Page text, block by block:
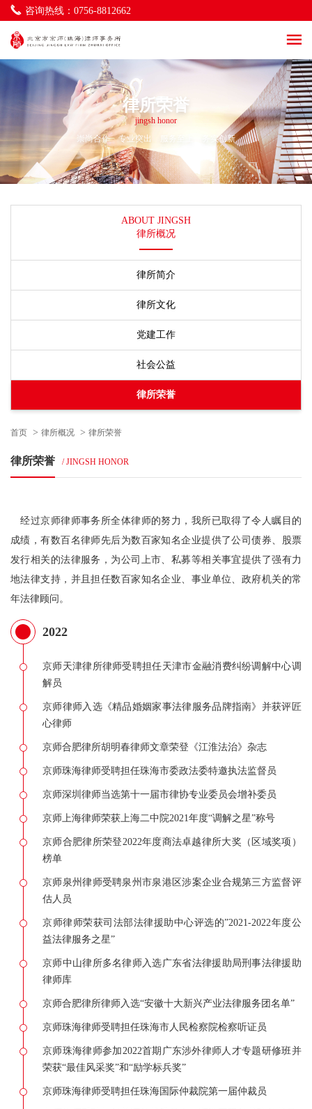
咨询热线：0756-8812662海商海事与物流法律事务
一带一路及涉外法律事务
律所荣誉
jingsh honor
崇尚合作 专业突出 服务至上 务实创新
ABOUT JINGSH
律所概况
律所简介
律所文化
党建工作
社会公益
律所荣誉
首页 > 律所概况 > 律所荣誉
律所荣誉 / JINGSH HONOR
经过京师律师事务所全体律师的努力，我所已取得了令人瞩目的
成绩，有数百名律师先后为数百家知名企业提供了公司债券、股票
发行相关的法律服务，为公司上市、私募等相关事宜提供了强有力
地法律支持，并且担任数百家知名企业、事业单位、政府机关的常
年法律顾问。
2022
京师天津律所律师受聘担任天津市金融消费纠纷调解中心调
解员
京师律师入选《精品婚姻家事法律服务品牌指南》并获评匠
心律师
京师合肥律所胡明春律师文章荣登《江淮法治》杂志
京师珠海律师受聘担任珠海市委政法委特邀执法监督员
京师深圳律师当选第十一届市律协专业委员会增补委员
京师上海律师荣获上海二中院2021年度“调解之星”称号
京师合肥律所荣登2022年度商法卓越律所大奖（区域奖项）
榜单
京师泉州律师受聘泉州市泉港区涉案企业合规第三方监督评
估人员
京师律师荣获司法部法律援助中心评选的”2021-2022年度公
益法律服务之星”
京师中山律所多名律师入选广东省法律援助局刑事法律援助
律师库
京师合肥律所律师入选“安徽十大新兴产业法律服务团名单”
京师珠海律师受聘担任珠海市人民检察院检察听证员
京师珠海律师参加2022首期广东涉外律师人才专题研修班并
荣获“最佳风采奖”和“励学标兵奖”
京师珠海律师受聘担任珠海国际仲裁院第一届仲裁员